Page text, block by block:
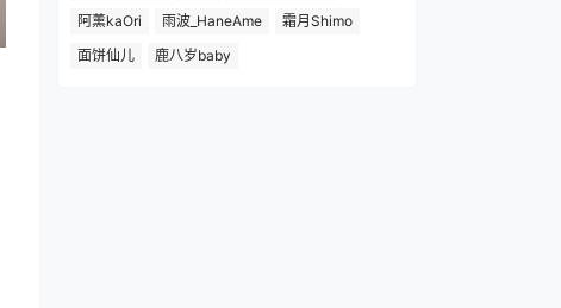
阿薰kaOri
雨波_HaneAme
霜月Shimo
面饼仙儿
鹿八岁baby